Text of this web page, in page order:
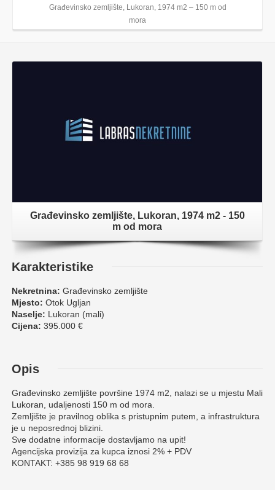
Građevinsko zemljište, Lukoran, 1974 m2 – 150 m od
mora
Građevinsko zemljište, Lukoran, 1974 m2 - 150
m od mora
Karakteristike
Nekretnina: Građevinsko zemljište
Mjesto: Otok Ugljan
Naselje: Lukoran (mali)
Cijena: 395.000 €
Opis
Građevinsko zemljište površine 1974 m2, nalazi se u mjestu Mali
Lukoran, udaljenosti 150 m od mora.
Zemljište je pravilnog oblika s pristupnim putem, a infrastruktura
je u neposrednoj blizini.
Sve dodatne informacije dostavljamo na upit!
Agencijska provizija za kupca iznosi 2% + PDV
KONTAKT: +385 98 919 68 68